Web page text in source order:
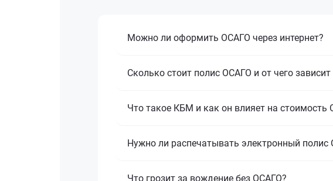
Можно ли оформить ОСАГО через интернет?
Сколько стоит полис ОСАГО и от чего зависит
Что такое КБМ и как он влияет на стоимость
Нужно ли распечатывать электронный полис
Что грозит за вождение без ОСАГО?